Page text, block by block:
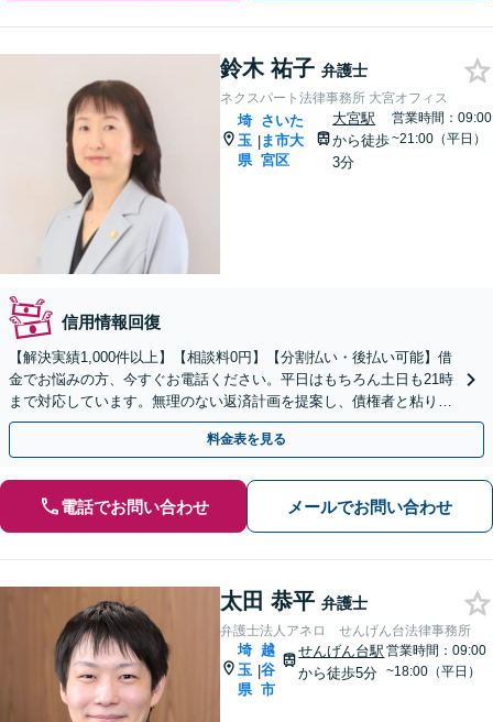
鈴木 祐子 弁護士
ネクスパート法律事務所 大宮オフィス
埼
玉
県
|
さいた
ま市大
宮区
大宮駅
から徒歩
3分
営業時間：09:00
~21:00（平日）
信用情報回復
【解決実績1,000件以上】【相談料0円】【分割払い・後払い可能】借
金でお悩みの方、今すぐお電話ください。平日はもちろん土日も21時
まで対応しています。無理のない返済計画を提案し、債権者と粘り強
く交渉いたします。
料金表を見る
電話でお問い合わせ メールでお問い合わせ
太田 恭平 弁護士
弁護士法人アネロ せんげん台法律事務所
埼
玉
県
|
越
谷
市
せんげん台駅
から徒歩5分
営業時間：09:00
~18:00（平日）